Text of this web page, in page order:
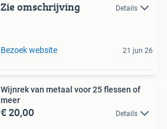
Zie omschrijving Details
Bezoek website 21 jun 26
Wijnrek van metaal voor 25 flessen of
meer
€ 20,00 Details